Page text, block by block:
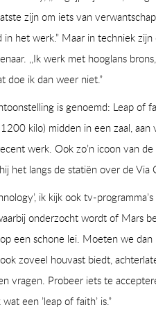
zijn om iets van
het werk.” Maar in techniek
,,Ik werk met hooglans
doe ik dan weer niet.”
is genoemd: Leap of
kilo) midden in een zaal, aan
werk. Ook zo’n icoon van
het langs de statiën over de Via
ik kijk ook tv-
onderzocht wordt of Mars
een schone lei. Moeten we dan
zoveel houvast biedt,
vragen. Probeer iets te
een ’leap of faith’ is.”